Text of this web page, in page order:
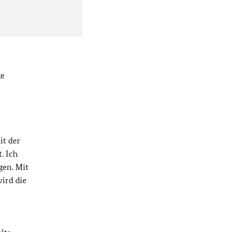
der
Ich
Mit
die